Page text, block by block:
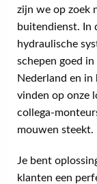
zijn we op zoek
buitendienst. In
hydraulische
schepen goed
Nederland en
vinden op onze
collega-
mouwen steekt.
Je bent
klanten een